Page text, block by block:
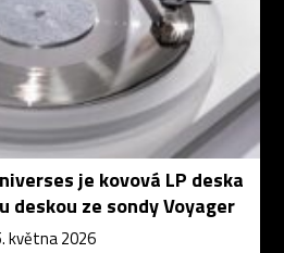
je kovová LP deska
deskou ze sondy Voyager
května 2026